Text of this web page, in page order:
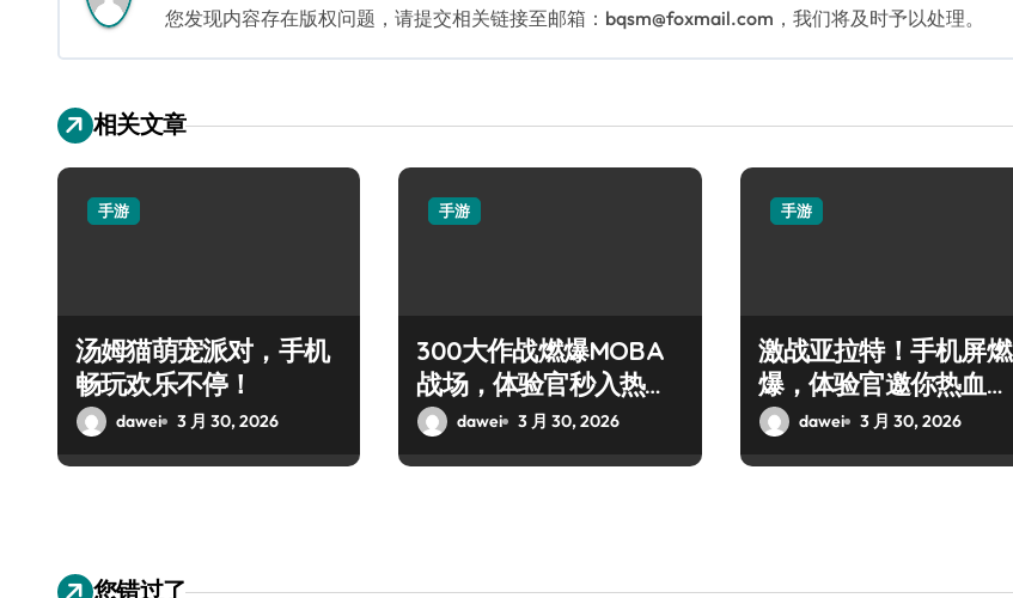
您发现内容存在版权问题，请提交相关链接至邮箱：bqsm@foxmail.com，我们将及时予以处理。
相关文章
手游
汤姆猫萌宠派对，手机
畅玩欢乐不停！
dawei 3 月 30, 2026
手游
300大作战燃爆MOBA
战场，体验官秒入热血
对决！
dawei 3 月 30, 2026
手游
激战亚拉特！手机屏燃
爆，体验官邀你热血开
枪！dawei 3 月 30, 2026
您错过了